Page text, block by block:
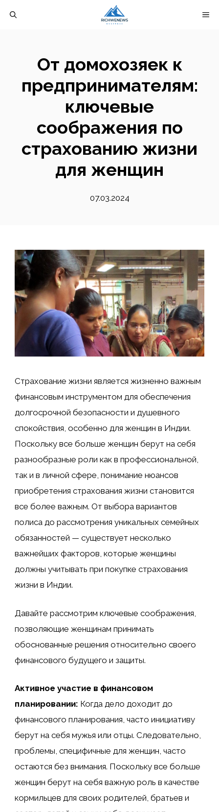
От домохозяек к
предпринимателям:
ключевые
соображения по
страхованию жизни
для женщин
07.03.2024
Страхование жизни является жизненно важным
финансовым инструментом для обеспечения
долгосрочной безопасности и душевного
спокойствия, особенно для женщин в Индии.
Поскольку все больше женщин берут на себя
разнообразные роли как в профессиональной,
так и в личной сфере, понимание нюансов
приобретения страхования жизни становится
все более важным. От выбора вариантов
полиса до рассмотрения уникальных семейных
обязанностей — существует несколько
важнейших факторов, которые женщины
должны учитывать при покупке страхования
жизни в Индии.
Давайте рассмотрим ключевые соображения,
позволяющие женщинам принимать
обоснованные решения относительно своего
финансового будущего и защиты.
Активное участие в финансовом
планировании: Когда дело доходит до
финансового планирования, часто инициативу
берут на себя мужья или отцы. Следовательно,
проблемы, специфичные для женщин, часто
остаются без внимания. Поскольку все больше
женщин берут на себя важную роль в качестве
кормильцев для своих родителей, братьев и